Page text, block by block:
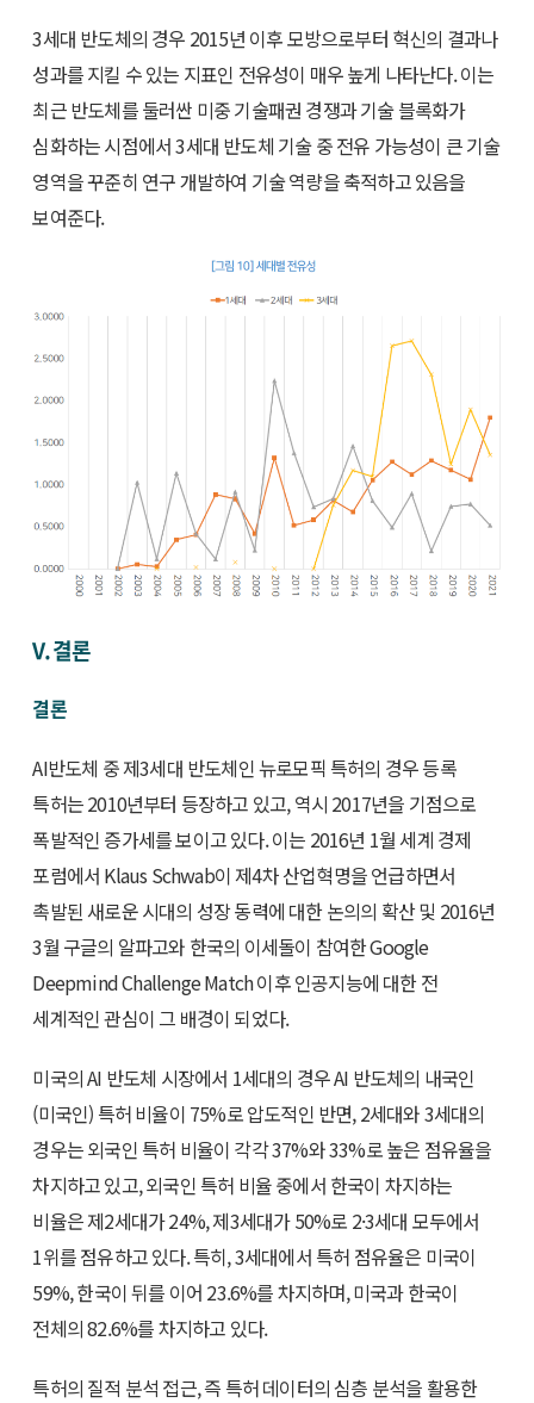
3세대 반도체의 경우 2015년 이후 모방으로부터 혁신의 결과나
성과를 지킬 수 있는 지표인 전유성이 매우 높게 나타난다. 이는
최근 반도체를 둘러싼 미중 기술패권 경쟁과 기술 블록화가
심화하는 시점에서 3세대 반도체 기술 중 전유 가능성이 큰 기술
영역을 꾸준히 연구 개발하여 기술 역량을 축적하고 있음을
보여준다.
V. 결론
결론
AI반도체 중 제3세대 반도체인 뉴로모픽 특허의 경우 등록
특허는 2010년부터 등장하고 있고, 역시 2017년을 기점으로
폭발적인 증가세를 보이고 있다. 이는 2016년 1월 세계 경제
포럼에서 Klaus Schwab이 제4차 산업혁명을 언급하면서
촉발된 새로운 시대의 성장 동력에 대한 논의의 확산 및 2016년
3월 구글의 알파고와 한국의 이세돌이 참여한 Google
Deepmind Challenge Match 이후 인공지능에 대한 전
세계적인 관심이 그 배경이 되었다.
미국의 AI 반도체 시장에서 1세대의 경우 AI 반도체의 내국인
(미국인) 특허 비율이 75%로 압도적인 반면, 2세대와 3세대의
경우는 외국인 특허 비율이 각각 37%와 33%로 높은 점유율을
차지하고 있고, 외국인 특허 비율 중에서 한국이 차지하는
비율은 제2세대가 24%, 제3세대가 50%로 2·3세대 모두에서
1위를 점유하고 있다. 특히, 3세대에서 특허 점유율은 미국이
59%, 한국이 뒤를 이어 23.6%를 차지하며, 미국과 한국이
전체의 82.6%를 차지하고 있다.
특허의 질적 분석 접근, 즉 특허 데이터의 심층 분석을 활용한